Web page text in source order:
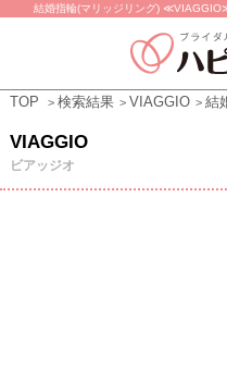
結婚指輪(マリッジリング)
TOP 検索結果 VIAGGIO 結
VIAGGIO
ビアッジオ